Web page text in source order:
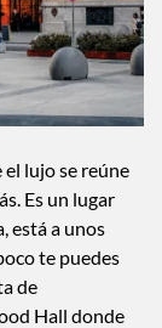
el lujo se reúne
Es un lugar
está a unos
te puedes
de
Hall donde